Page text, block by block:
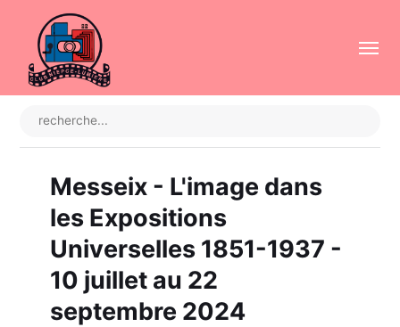
Messeix - L'image dans
les Expositions
Universelles 1851-1937 -
10 juillet au 22
septembre 2024